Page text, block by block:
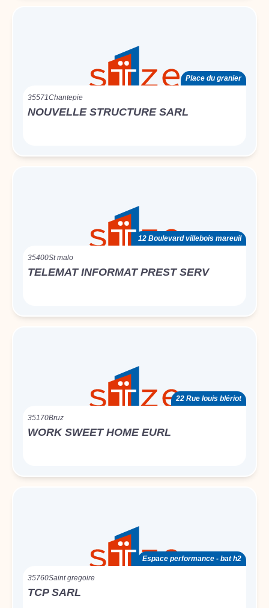
Place du granier
35571Chantepie
NOUVELLE STRUCTURE SARL
12 Boulevard villebois mareuil
35400St malo
TELEMAT INFORMAT PREST SERV
22 Rue louis blériot
35170Bruz
WORK SWEET HOME EURL
Espace performance - bat h2
35760Saint gregoire
TCP SARL